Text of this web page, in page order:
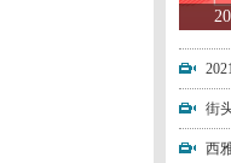
街
西